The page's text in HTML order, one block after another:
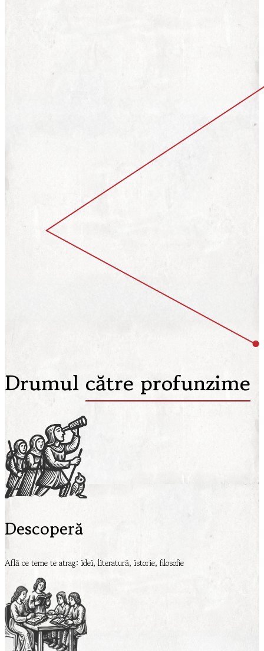
Drumul către profunzime
Descoperă
Află ce teme te atrag: idei, literatură, istorie, filosofie